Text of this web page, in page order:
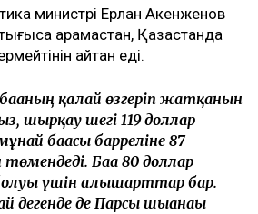
министрі Ерлан Ақкенженов
қарамастан, Қазақстанда
айтқан еді.
қалай өзгеріп жатқанын
шырқау шегі 119 доллар
бағасы барреліне 87
төмендеді. Баға 80 доллар
үшін алғышарттар бар.
дегенде де Парсы шығанағы